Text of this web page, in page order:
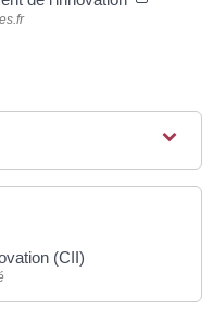
(CII)